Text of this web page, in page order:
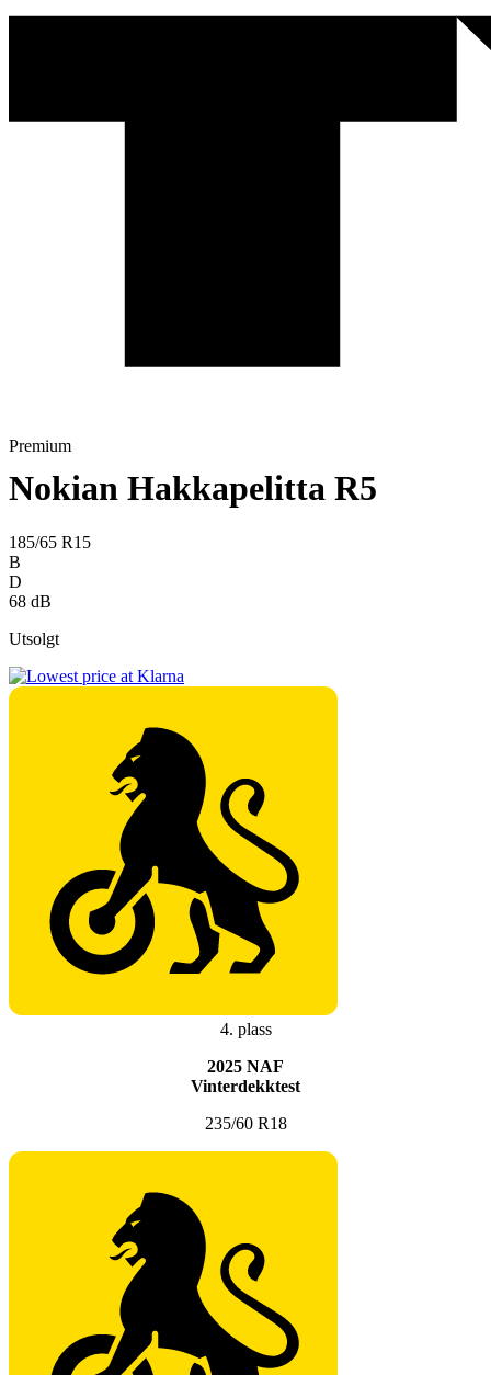
Premium
Nokian Hakkapelitta R5
185/65 R15
B
D
68 dB
Utsolgt
4. plass
2025 NAF
Vinterdekktest
235/60 R18